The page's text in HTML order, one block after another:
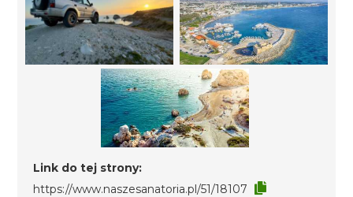
Link do tej strony:
https://www.naszesanatoria.pl/51/18107